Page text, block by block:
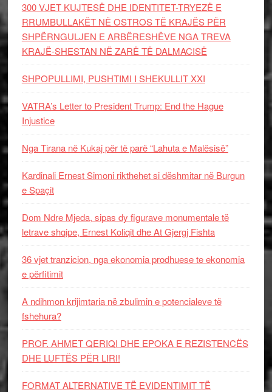
300 VJET KUJTESË DHE IDENTITET-TRYEZË E
RRUMBULLAKËT NË OSTROS TË KRAJËS PËR
SHPËRNGULJEN E ARBËRESHËVE NGA TREVA
KRAJË-SHESTAN NË ZARË TË DALMACISË
SHPOPULLIMI, PUSHTIMI I SHEKULLIT XXI
VATRA’s Letter to President Trump: End the Hague
Injustice
Nga Tirana në Kukaj për të parë “Lahuta e Malësisë”
Kardinali Ernest Simoni rikthehet si dëshmitar në Burgun
e Spaçit
Dom Ndre Mjeda, sipas dy figurave monumentale të
letrave shqipe, Ernest Koliqit dhe At Gjergj Fishta
36 vjet tranzicion, nga ekonomia prodhuese te ekonomia
e përfitimit
A ndihmon krijimtaria në zbulimin e potencialeve të
fshehura?
PROF. AHMET QERIQI DHE EPOKA E REZISTENCЁS
DHE LUFTЁS PЁR LIRI!
FORMAT ALTERNATIVE TË EVIDENTIMIT TË